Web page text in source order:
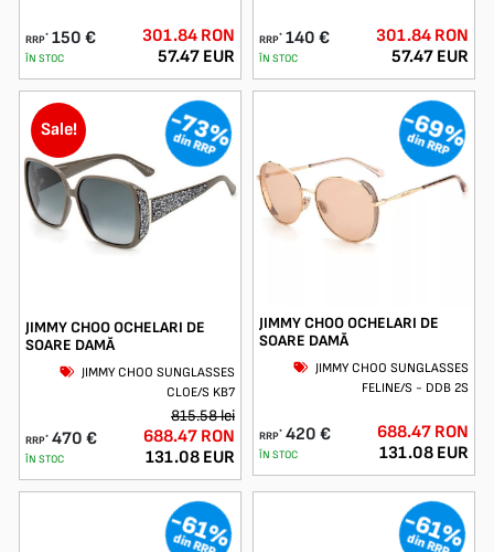
RRP* 150 €
ÎN STOC
301.84 RON
57.47 EUR
RRP* 140 €
ÎN STOC
301.84 RON
57.47 EUR
-73%
din RRP
Sale!
JIMMY CHOO OCHELARI DE
SOARE DAMĂ
JIMMY CHOO SUNGLASSES
CLOE/S KB7
RRP* 470 €
ÎN STOC
815.58 lei
688.47 RON
131.08 EUR
-69%
din RRP
JIMMY CHOO OCHELARI DE
SOARE DAMĂ
JIMMY CHOO SUNGLASSES
FELINE/S - DDB 2S
RRP* 420 €
ÎN STOC
688.47 RON
131.08 EUR
-61%
din RRP -61%
din RRP